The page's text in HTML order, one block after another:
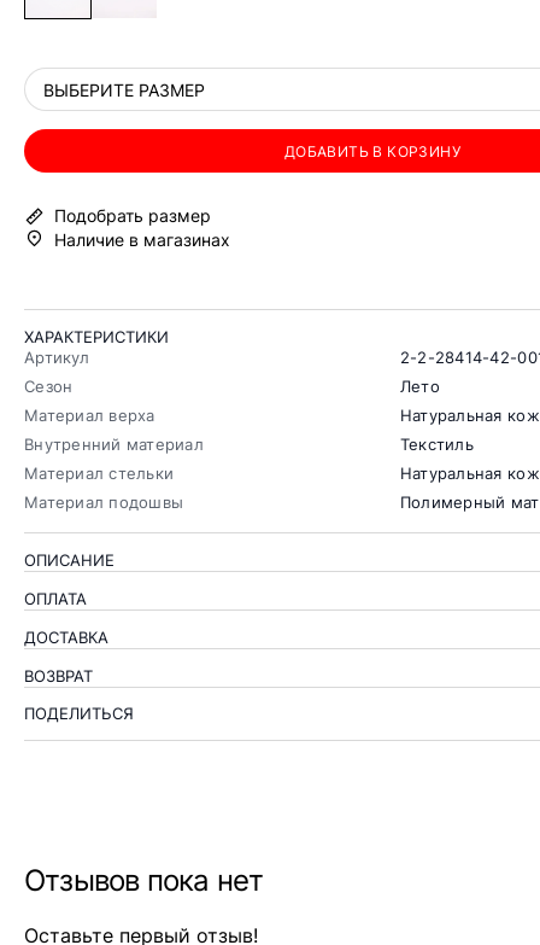
ВЫБЕРИТЕ РАЗМЕР
ДОБАВИТЬ В КОРЗИНУ
Подобрать размер
Наличие в магазинах
ХАРАКТЕРИСТИКИ
Артикул
2-2-28414-42-
Сезон
Лето
Материал верха
Натуральная
Внутренний материал
Текстиль
Материал стельки
Натуральная
Материал подошвы
Полимерный
ОПИСАНИЕ
ОПЛАТА
ДОСТАВКА
ВОЗВРАТ
ПОДЕЛИТЬСЯ
Отзывов пока нет
Оставьте первый отзыв!